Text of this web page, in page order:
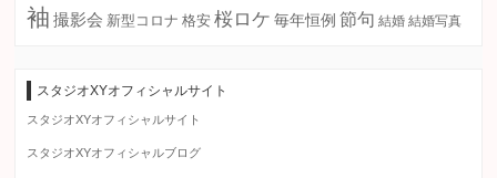
袖 撮影会 新型コロナ 格安 桜ロケ 毎年恒例 節句 結婚 結婚写真
スタジオXYオフィシャルサイト
スタジオXYオフィシャルサイト
スタジオXYオフィシャルブログ